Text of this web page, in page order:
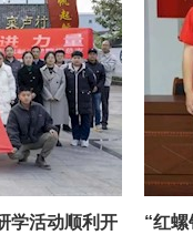
学活动顺利开
“红